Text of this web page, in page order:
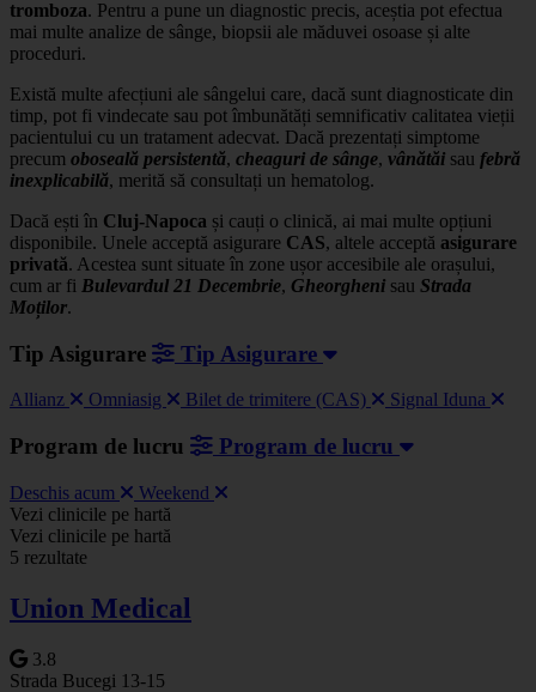
tromboza. Pentru a pune un diagnostic precis, aceștia pot efectua
mai multe analize de sânge, biopsii ale măduvei osoase și alte
proceduri.
Există multe afecțiuni ale sângelui care, dacă sunt diagnosticate din
timp, pot fi vindecate sau pot îmbunătăți semnificativ calitatea vieții
pacientului cu un tratament adecvat. Dacă prezentați simptome
precum oboseală persistentă, cheaguri de sânge, vânătăi sau febră
inexplicabilă, merită să consultați un hematolog.
Dacă ești în Cluj-Napoca și cauți o clinică, ai mai multe opțiuni
disponibile. Unele acceptă asigurare CAS, altele acceptă asigurare
privată. Acestea sunt situate în zone ușor accesibile ale orașului,
cum ar fi Bulevardul 21 Decembrie, Gheorgheni sau Strada
Moților.
Tip Asigurare Tip Asigurare
Allianz Omniasig Bilet de trimitere (CAS) Signal Iduna
Program de lucru Program de lucru
Deschis acum Weekend
+
−
Vezi clinicile pe hartă
Vezi clinicile pe hartă
5 rezultate
Union Medical
3.8
Strada Bucegi 13-15